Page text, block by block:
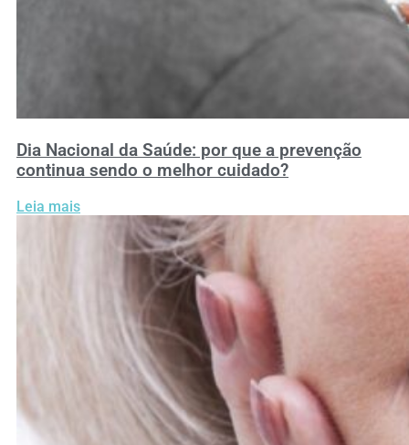
Dia Nacional da Saúde: por que a prevenção
continua sendo o melhor cuidado?
Leia mais